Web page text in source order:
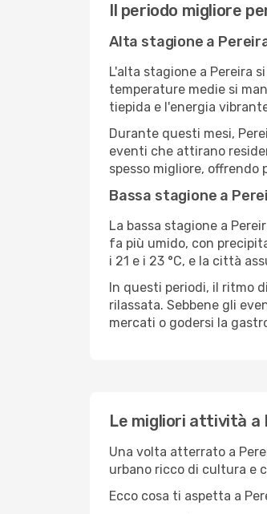
Il periodo migliore
Alta stagione a
L'alta stagione a Pereira
temperature medie si
tiepida e l'energia
Durante questi mesi,
eventi che attirano
spesso migliore, offrendo
Bassa stagione a
La bassa stagione a
fa più umido, con
i 21 e i 23 °C, e la città
In questi periodi, il ritmo
rilassata. Sebbene gli
mercati o godersi la
Le migliori attività a
Una volta atterrato a
urbano ricco di cultura e
Ecco cosa ti aspetta a